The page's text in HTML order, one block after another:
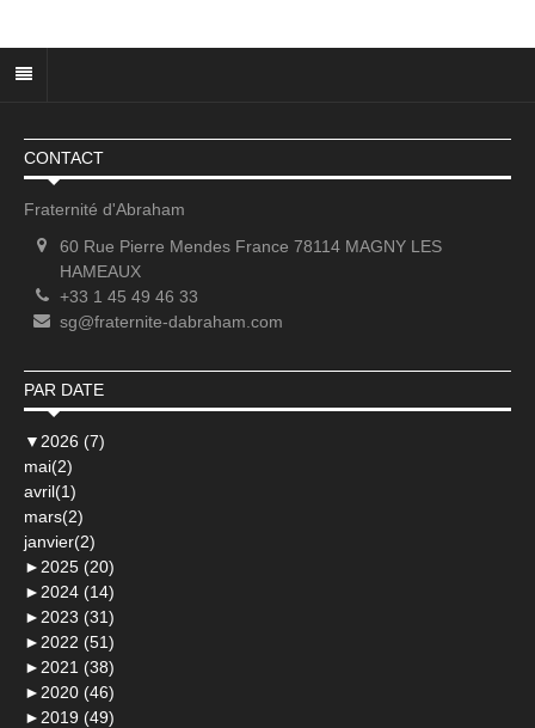
CONTACT
Fraternité d'Abraham
60 Rue Pierre Mendes France 78114 MAGNY LES
HAMEAUX
+33 1 45 49 46 33
sg@fraternite-dabraham.com
PAR DATE
▼ 2026 (7)
mai(2)
avril(1)
mars(2)
janvier(2)
► 2025 (20)
► 2024 (14)
► 2023 (31)
► 2022 (51)
► 2021 (38)
► 2020 (46)
► 2019 (49)